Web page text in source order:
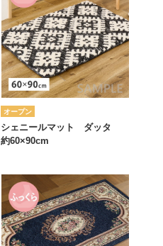
オープン
シェニールマット ダッタ
約60×90cm